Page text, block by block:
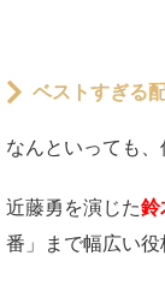
ベストすぎる
なんといっても、
近藤勇を演じた鈴
番」まで幅広い役